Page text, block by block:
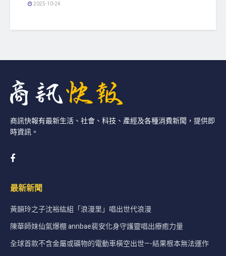
2025-10-24
商訊快報有最新生活、社會、科技、產經及各種消費新聞，提供即
時資訊。
最新新聞
黃韻玲之子沈裕紘組「浪漫里」唱出世代浪漫
陳華師妹仙氣爆棚 annbae裴安化身守護靈唱出療癒力量
全球首款不含金屬或礦物的電動車橫空出世—-結果根本無法運作